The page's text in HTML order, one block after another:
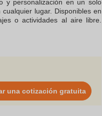
y personalización en un solo
lugar. Disponibles en
o actividades al aire libre.
también reflejen la imagen
una cotización gratuita